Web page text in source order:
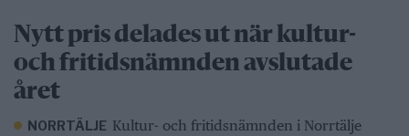
Nytt pris delades ut när kultur-
och fritidsnämnden avslutade
året
NORRTÄLJE Kultur- och fritidsnämnden i Norrtälje